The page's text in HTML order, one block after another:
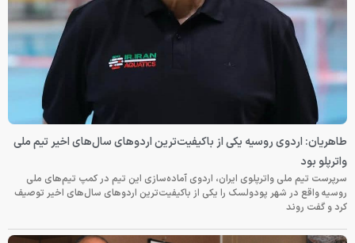
طاهریان: اردوی روسیه یکی از باکیفیت‌ترین اردوهای سال‌های اخیر تیم ملی
واترپلو بود
سرپرست تیم ملی واترپلوی ایران، اردوی آماده‌سازی این تیم در کمپ تیم‌های ملی
روسیه واقع در شهر پودولسک را یکی از باکیفیت‌ترین اردوهای سال‌های اخیر توصیف
کرد و گفت روند